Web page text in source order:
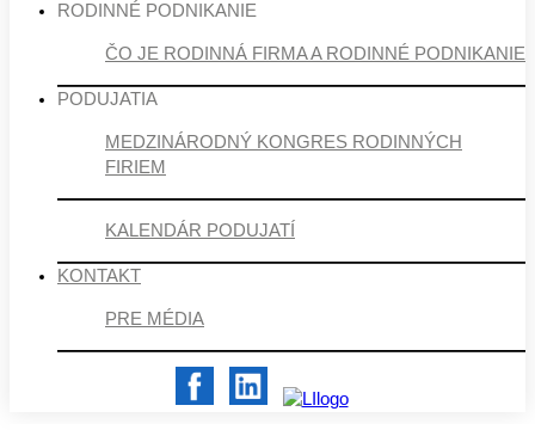
RODINNÉ PODNIKANIE
ČO JE RODINNÁ FIRMA A RODINNÉ PODNIKANIE
PODUJATIA
MEDZINÁRODNÝ KONGRES RODINNÝCH
FIRIEM
KALENDÁR PODUJATÍ
KONTAKT
PRE MÉDIA